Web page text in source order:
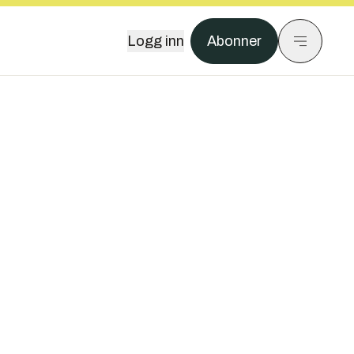
Logg inn Abonner